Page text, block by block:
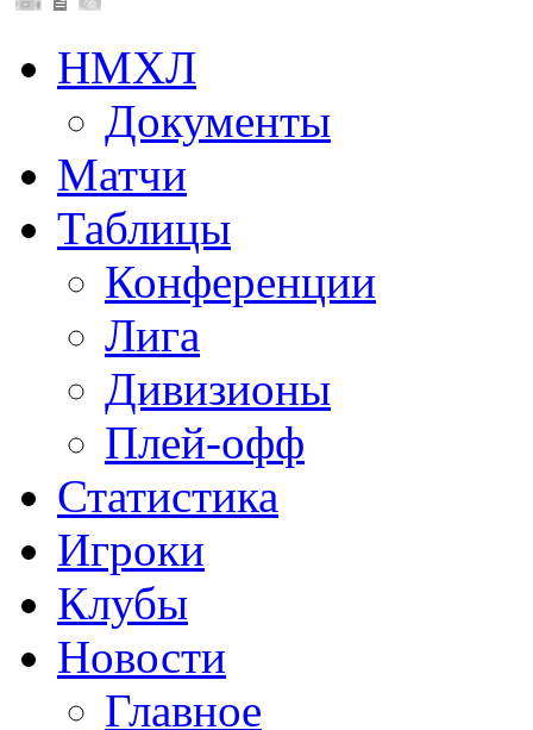
НМХЛ
Документы
Матчи
Таблицы
Конференции
Лига
Дивизионы
Плей-офф
Статистика
Игроки
Клубы
Новости
Главное